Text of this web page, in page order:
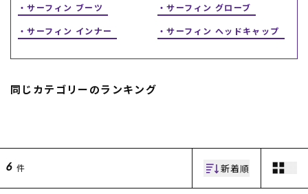
スケートTOP
覧
中古/アウトレット サー
フ
ギフトラッピング
アフターサポート
下取り保証について
よくある質問
サーフィン ブーツ
サーフィン グローブ
サーフィン インナー
サーフィン ヘッドキャップ
同じカテゴリーのランキング
6 件 新着順